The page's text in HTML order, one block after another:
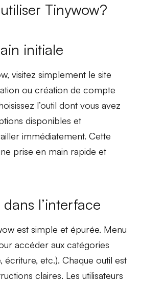
Tinywow?
initiale
visitez simplement le site
ou création de compte
l’outil dont vous avez
disponibles et
immédiatement. Cette
prise en main rapide et
l’interface
est simple et épurée. Menu
accéder aux catégories
écriture, etc.). Chaque outil est
claires. Les utilisateurs